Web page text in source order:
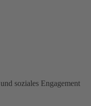
soziales Engagement